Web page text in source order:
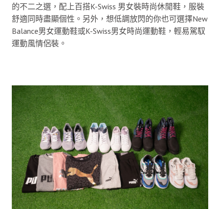
的不二之選，配上百搭K-Swiss 男女裝時尚休閒鞋，服裝
舒適同時盡顯個性。另外，想低調放閃的你也可選擇New
Balance男女運動鞋或K-Swiss男女時尚運動鞋，輕易駕馭
運動風情侶裝。